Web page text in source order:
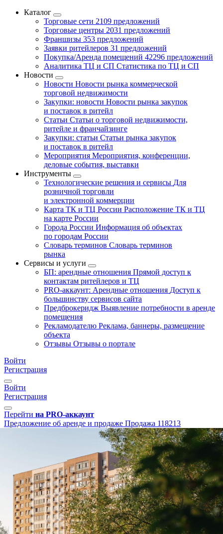
Каталог
Торговые сети 2109 предложений
Торговые центры 2031 предложений
Франшизы 353 предложений
Заявки ритейлеров 31 предложений
Покупка/Аренда помещений 42296 предложений
Аналитика ТЦ и СП Статистика по ТЦ и СП
Новости
Новости Новости рынка коммерческой
торговой недвижимости
Закупки: новости Новости рынка закупок
и поставок в ритейл
Статьи Статьи о торговой недвижимости,
ритейле и франчайзинге
Закупки: статьи Статьи рынка закупок
и поставок в ритейл
Мероприятия Мероприятия, конференции,
деловые события, выставки
Инструменты
Технологические решения и сервисы Для
розничной торговли
и электронной коммерции
Карта ТК и ТЦ России Расположение ТК и ТЦ
на карте России
Города России Информация об объектах
по городам России
Словарь терминов Словарь терминов
рынка
Сервисы и услуги
БП: арендные отношения Прямой доступ к
контактам ритейлеров и ТЦ
PRO-аккаунт: Арендные отношения Доступ к
большинству сервисов сайта
Предброкеридж Выявление потребности в аренде
помещения
Рекламодателю Реклама, баннеры, размещение
объекта
Отзывы Отзывы о портале
Войти
Регистрация
Войти
Регистрация
Перейти на PRO-аккаунт
Предложение об аренде и продаже Продажа 118213